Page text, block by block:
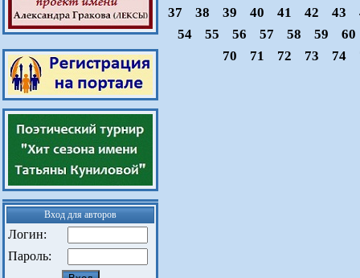
Вход для авторов
Логин:
Пароль:
37
38 39 40 41 42 43
54
55 56 57 58 59
60
70
71 72 73 74